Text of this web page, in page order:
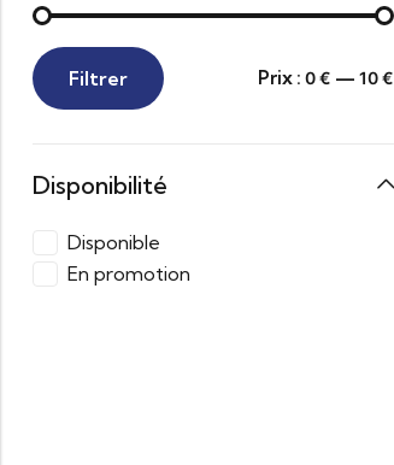
Filtrer Prix : 0 € — 10 €
Disponibilité
Disponible
En promotion